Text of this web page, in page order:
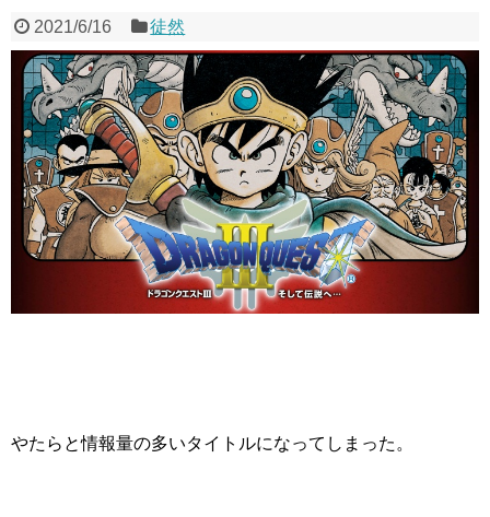
2021/6/16 徒然
やたらと情報量の多いタイトルになってしまった。